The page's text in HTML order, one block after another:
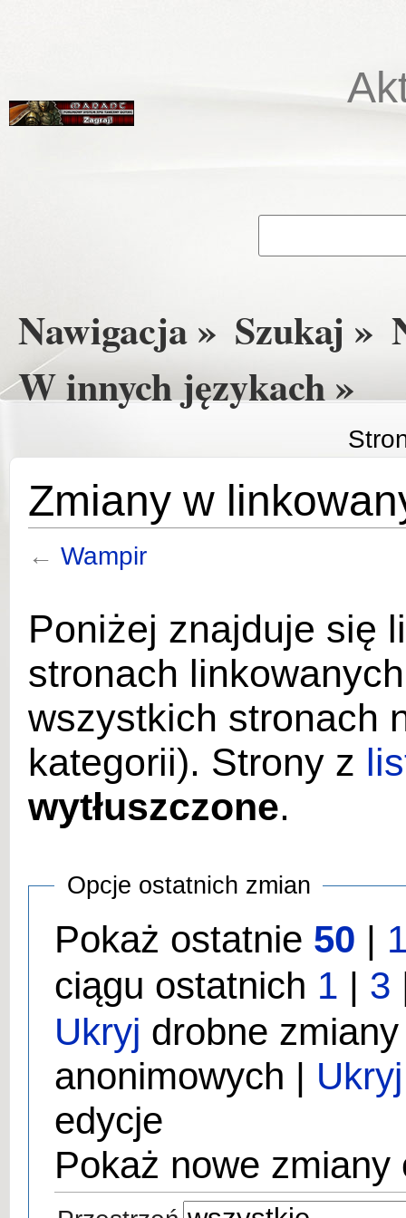
Nawigacja » Szukaj »
W innych językach »
Zmiany w
← Wampir
Poniżej znajduje się
stronach
wszystkich stronach
kategorii). Strony z
wytłuszczone.
Opcje ostatnich zmian
Pokaż ostatnie 50 |
ciągu ostatnich 1 | 3
Ukryj drobne
anonimowych | Ukryj
edycje
Pokaż nowe